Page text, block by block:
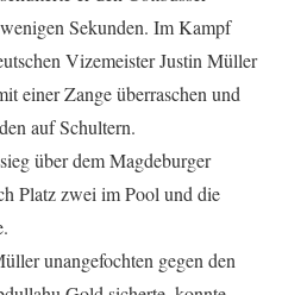
Sekunden. Im Kampf
Vizemeister Justin Müller
einer Zange überraschen und
auf Schultern.
über dem Magdeburger
Platz zwei im Pool und die
unangefochten gegen den